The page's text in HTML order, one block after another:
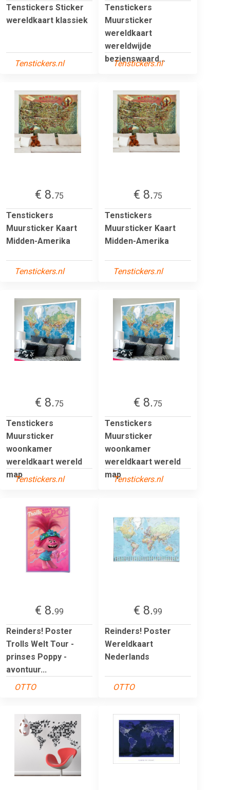
Tenstickers Sticker
wereldkaart klassiek
Tenstickers.nl
Tenstickers
Muursticker
wereldkaart
wereldwijde
bezienswaard...
Tenstickers.nl
€ 8.75
Tenstickers
Muursticker Kaart
Midden-Amerika
Tenstickers.nl
€ 8.75
Tenstickers
Muursticker Kaart
Midden-Amerika
Tenstickers.nl
€ 8.75
Tenstickers
Muursticker
woonkamer
wereldkaart wereld
mapTenstickers.nl
€ 8.75
Tenstickers
Muursticker
woonkamer
wereldkaart wereld
mapTenstickers.nl
€ 8.99
Reinders! Poster
Trolls Welt Tour -
prinses Poppy -
avontuur...
OTTO
€ 8.99
Reinders! Poster
Wereldkaart
Nederlands
OTTO